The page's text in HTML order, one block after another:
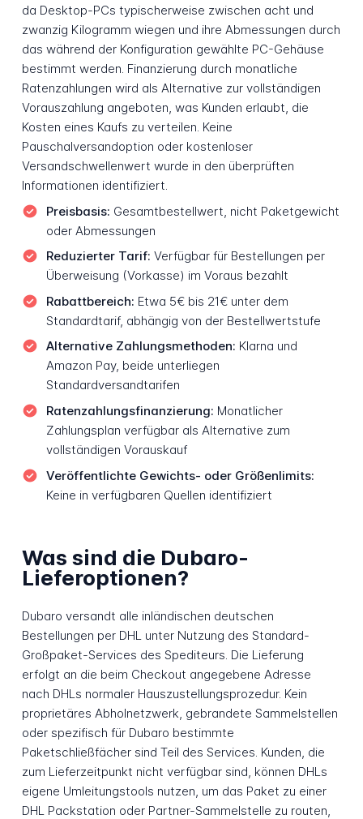
da Desktop-PCs typischerweise zwischen acht und
zwanzig Kilogramm wiegen und ihre Abmessungen durch
das während der Konfiguration gewählte PC-Gehäuse
bestimmt werden. Finanzierung durch monatliche
Ratenzahlungen wird als Alternative zur vollständigen
Vorauszahlung angeboten, was Kunden erlaubt, die
Kosten eines Kaufs zu verteilen. Keine
Pauschalversandoption oder kostenloser
Versandschwellenwert wurde in den überprüften
Informationen identifiziert.
Preisbasis: Gesamtbestellwert, nicht Paketgewicht
oder Abmessungen
Reduzierter Tarif: Verfügbar für Bestellungen per
Überweisung (Vorkasse) im Voraus bezahlt
Rabattbereich: Etwa 5€ bis 21€ unter dem
Standardtarif, abhängig von der Bestellwertstufe
Alternative Zahlungsmethoden: Klarna und
Amazon Pay, beide unterliegen
Standardversandtarifen
Ratenzahlungsfinanzierung: Monatlicher
Zahlungsplan verfügbar als Alternative zum
vollständigen Vorauskauf
Veröffentlichte Gewichts- oder Größenlimits:
Keine in verfügbaren Quellen identifiziert
Was sind die Dubaro-
Lieferoptionen?
Dubaro versandt alle inländischen deutschen
Bestellungen per DHL unter Nutzung des Standard-
Großpaket-Services des Spediteurs. Die Lieferung
erfolgt an die beim Checkout angegebene Adresse
nach DHLs normaler Hauszustellungsprozedur. Kein
proprietäres Abholnetzwerk, gebrandete Sammelstellen
oder spezifisch für Dubaro bestimmte
Paketschließfächer sind Teil des Services. Kunden, die
zum Lieferzeitpunkt nicht verfügbar sind, können DHLs
eigene Umleitungstools nutzen, um das Paket zu einer
DHL Packstation oder Partner-Sammelstelle zu routen,